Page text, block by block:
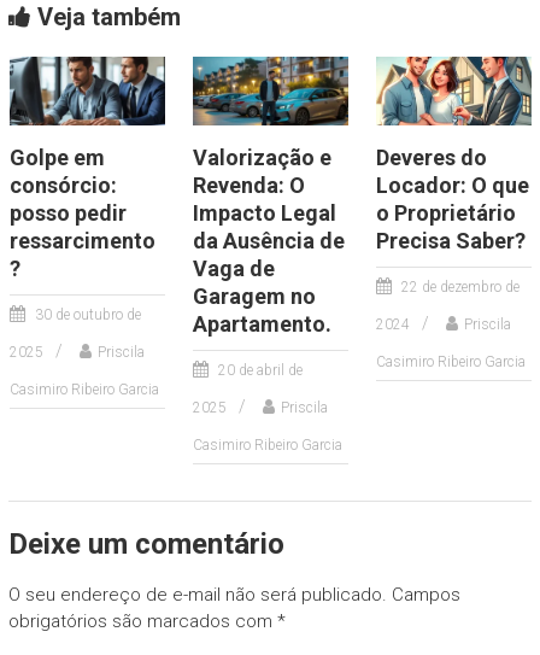
Veja também
Golpe em
consórcio:
posso pedir
ressarcimento
?
30 de outubro de
2025 Priscila
Casimiro Ribeiro Garcia
Valorização e
Revenda: O
Impacto Legal
da Ausência de
Vaga de
Garagem no
Apartamento.
20 de abril de
2025 Priscila
Casimiro Ribeiro Garcia
Deveres do
Locador: O que
o Proprietário
Precisa Saber?
22 de dezembro de
2024 Priscila
Casimiro Ribeiro Garcia
Deixe um comentário
O seu endereço de e-mail não será publicado. Campos
obrigatórios são marcados com *